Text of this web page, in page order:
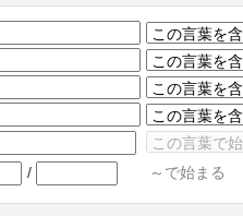
/ ～で始まる